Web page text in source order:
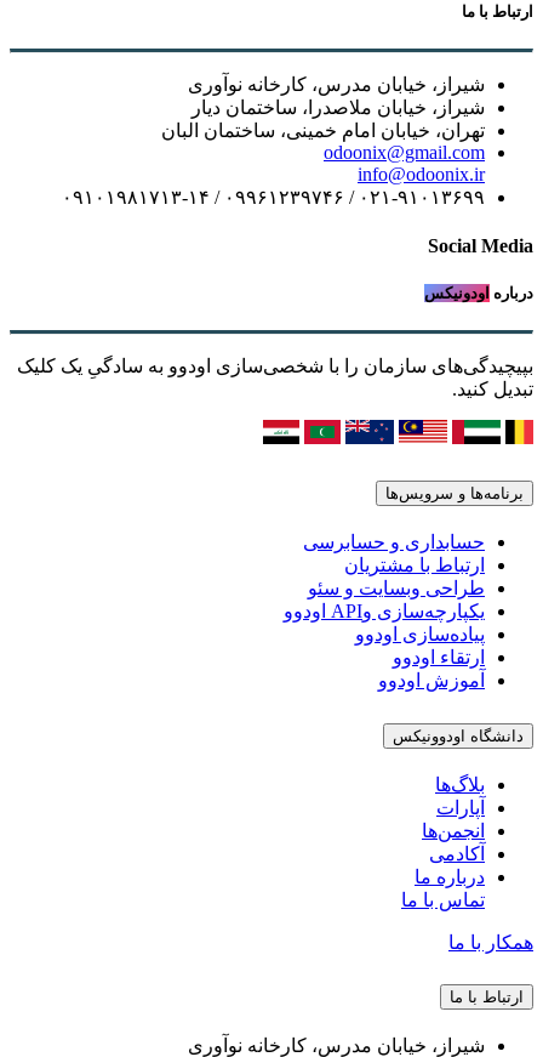
ارتباط با ما
شیراز، خیابان مدرس، کارخانه نوآوری
شیراز، خیابان ملاصدرا، ساختمان دیار
تهران، خیابان امام خمینی، ساختمان البان
odoonix@gmail.com
info@odoonix.ir
۰۲۱-۹۱۰۱۳۶۹۹ / ۰۹۹۶۱۲۳۹۷۴۶ / ۰۹۱۰۱۹۸۱۷۱۳-۱۴
Social Media
درباره اودونیکس
بپیچیدگی‌های سازمان را با شخصی‌سازی اودوو به سادگیِ یک کلیک
تبدیل کنید.
برنامه‌ها و سرویس‌ها
حسابداری و حسابرسی
ارتباط با مشتریان
طراحی وبسایت و سئو
یکپارچه‌سازی وAPI اودوو
پیاده‌سازی اودوو
ارتقاء اودوو
آموزش اودوو
دانشگاه اودوونیکس
بلاگ‌ها
آپارات
انجمن‌ها
آکادمی
درباره ما
تماس با ما
همکار با ما
ارتباط با ما
شیراز، خیابان مدرس، کارخانه نوآوری